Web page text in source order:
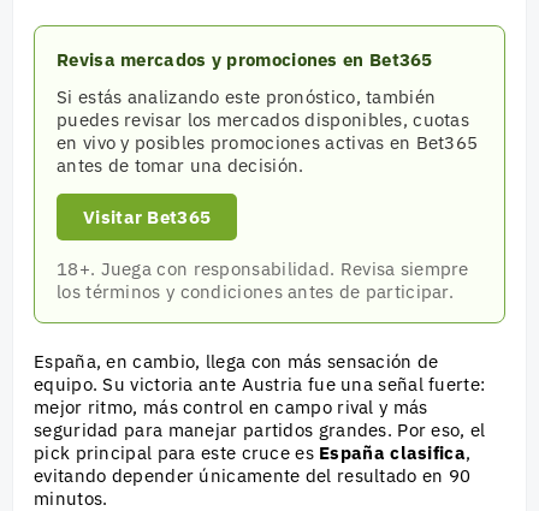
Revisa mercados y promociones en Bet365
Si estás analizando este pronóstico, también
puedes revisar los mercados disponibles, cuotas
en vivo y posibles promociones activas en Bet365
antes de tomar una decisión.
Visitar Bet365
18+. Juega con responsabilidad. Revisa siempre
los términos y condiciones antes de participar.
España, en cambio, llega con más sensación de
equipo. Su victoria ante Austria fue una señal fuerte:
mejor ritmo, más control en campo rival y más
seguridad para manejar partidos grandes. Por eso, el
pick principal para este cruce es España clasifica,
evitando depender únicamente del resultado en 90
minutos.